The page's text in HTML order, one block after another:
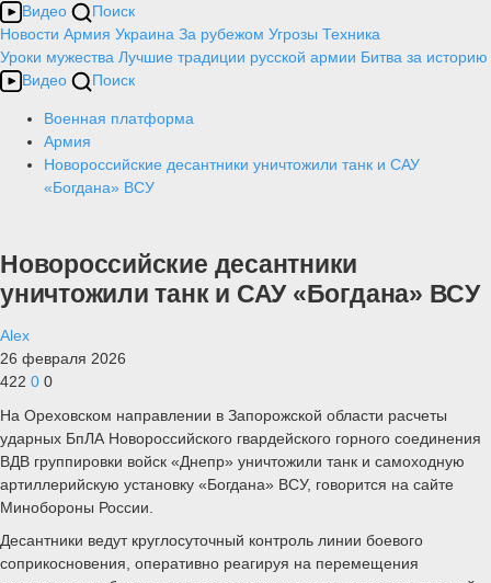
Видео
Поиск
Новости Армия Украина За рубежом Угрозы Техника
Уроки мужества Лучшие традиции русской армии Битва за историю
Видео
Поиск
Военная платформа
Армия
Новороссийские десантники уничтожили танк и САУ
«Богдана» ВСУ
Новороссийские десантники
уничтожили танк и САУ «Богдана» ВСУ
Alex
26 февраля 2026
422 0 0
На Ореховском направлении в Запорожской области расчеты
ударных БпЛА Новороссийского гвардейского горного соединения
ВДВ группировки войск «Днепр» уничтожили танк и самоходную
артиллерийскую установку «Богдана» ВСУ, говорится на сайте
Минобороны России.
Десантники ведут круглосуточный контроль линии боевого
соприкосновения, оперативно реагируя на перемещения